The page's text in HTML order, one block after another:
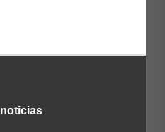
noticias